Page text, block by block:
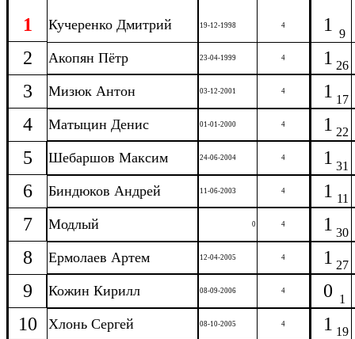
1 Кучеренко Дмитрий 19-12-1998 4 1 9
2 Акопян Пётр 23-04-1999 4 1 26
3 Мизюк Антон 03-12-2001 4 1 17
4 Матыцин Денис 01-01-2000 4 1 22
5 Шебаршов Максим 24-06-2004 4 1 31
6 Биндюков Андрей 11-06-2003 4 1 11
7 Модлый 0 4 1 30
8 Ермолаев Артем 12-04-2005 4 1 27
9 Кожин Кирилл 08-09-2006 4 0 1
10 Хлонь Сергей 08-10-2005 4 1 19